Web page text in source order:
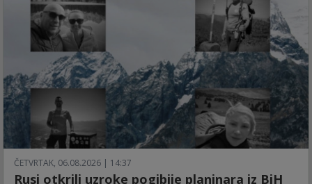
ČETVRTAK, 06.08.2026 | 14:37
Rusi otkrili uzroke pogibije planinara iz BiH